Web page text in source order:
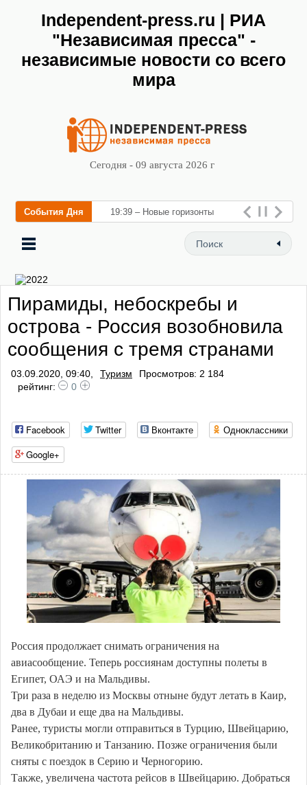
Independent-press.ru | РИА
"Независимая пресса" -
независимые новости со всего
мира
Сегодня - 09 августа 2026 г
События Дня 19:39 – Новые горизонты
флебологии: в Москве
открылся «Городской центр
Пирамиды, небоскребы и
острова - Россия возобновила
сообщения с тремя странами
03.09.2020, 09:40, Туризм
Просмотров: 2 184
рейтинг:
0
Facebook Twitter Вконтакте
Одноклассники
Google+
Россия продолжает снимать ограничения на
авиасообщение. Теперь россиянам доступны полеты в
Египет, ОАЭ и на Мальдивы.
Три раза в неделю из Москвы отныне будут летать в Каир,
два в Дубаи и еще два на Мальдивы.
Ранее, туристы могли отправиться в Турцию, Швейцарию,
Великобританию и Танзанию. Позже ограничения были
сняты с поездок в Серию и Черногорию.
Также, увеличена частота рейсов в Швейцарию. Добраться